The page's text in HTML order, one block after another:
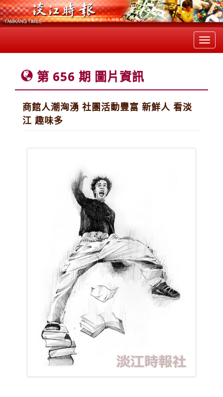
第 656 期 圖片資訊
商館人潮洶湧 社團活動豐富 新鮮人 看淡
江 趣味多